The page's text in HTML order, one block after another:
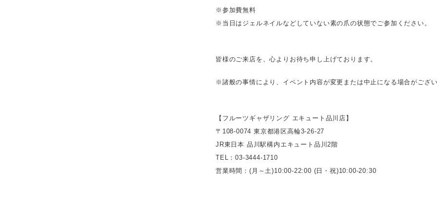
※参加費無料
※当日はジェルネイルなどしていない素の爪の状態でご参加ください。
皆様のご来店を、心よりお待ち申し上げております。
※諸般の事情により、イベント内容が変更または中止になる場合がござ
【フルーツギャザリング エキュート品川店】
〒108-0074 東京都港区高輪3-26-27
JR東日本 品川駅構内エキュート品川2階
TEL：03-3444-1710
営業時間：(月～土)10:00-22:00 (日・祝)10:00-20:30